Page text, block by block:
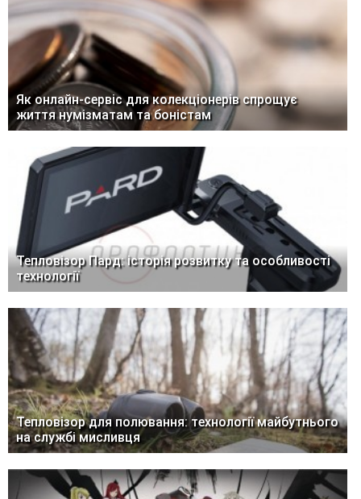
Як онлайн-сервіс для колекціонерів спрощує
життя нумізматам та боністам
Тепловізор Пард: історія розвитку та особливості
технології
Тепловізор для полювання: технології майбутнього
на службі мисливця